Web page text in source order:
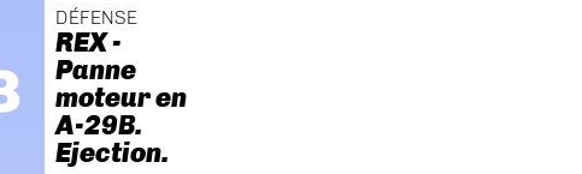
DÉFENSE
REX -
Panne
moteur en
A-29B.
Ejection.